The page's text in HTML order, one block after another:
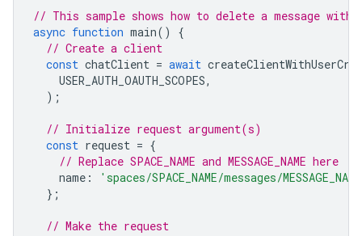
// This sample shows how to delete a message
async function main()
{
// Create a client
const chatClient = await
USER_AUTH_OAUTH_SCOPES,
);
// Initialize request argument(s)
const request = {
// Replace SPACE_NAME and MESSAGE_NAME here
name :
'spaces/SPACE_NAME/messages/
};
// Make the request